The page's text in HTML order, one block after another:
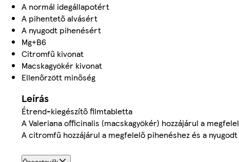
A normál idegállapotért
A pihentető alvásért
A nyugodt pihenésért
Mg+B6
Citromfű kivonat
Macskagyökér kivonat
Ellenőrzött minőség
Leírás
Étrend-kiegészítő filmtabletta
A Valeriana officinalis (macskagyökér) hozzájárul a
A citromfű hozzájárul a megfelelő pihenéshez és a nyugodt